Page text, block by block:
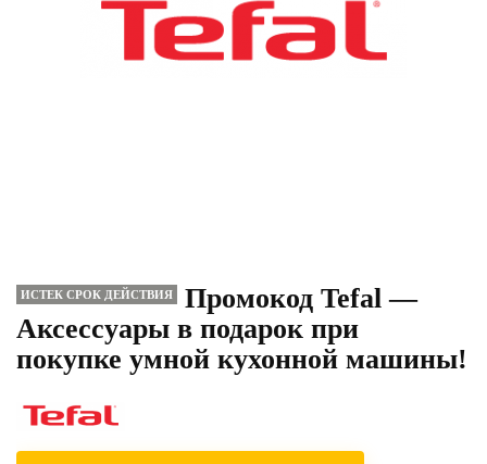
ИСТЕК СРОК ДЕЙСТВИЯ
Промокод Tefal —
Аксессуары в подарок при
покупке умной кухонной машины!